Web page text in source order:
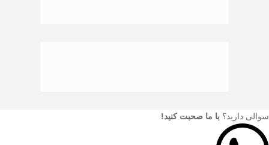
سوالی دارید؟ با ما صحبت کنید!